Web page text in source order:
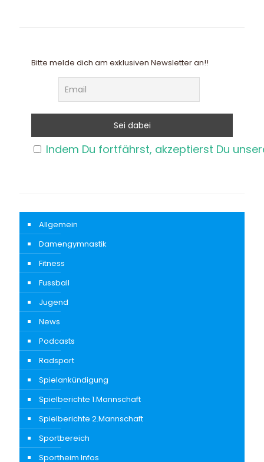
Bitte melde dich am exklusiven Newsletter an!!
Indem Du fortfährst, akzeptierst Du
Allgemein
Damengymnastik
Fitness
Fussball
Jugend
News
Podcasts
Radsport
Spielankündigung
Spielberichte 1.Mannschaft
Spielberichte 2.Mannschaft
Sportbereich
Sportheim Infos